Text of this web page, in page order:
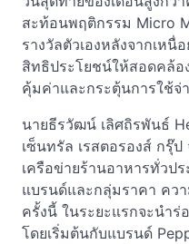
สะท้อนพฤติกรรม Micro
รางวัลตัวเองหลังจากเหนื่
สิทธิประโยชน์ให้สอดคล้อ
คุ้มค่าและกระตุ้นการใช้จ่
นายธีรวัฒน์ เลิศถิรพันธ์
เซ็นทรัล เรสตอรองส์ กรุ๊
เครือข่ายร้านอาหารทั่วป
แบรนด์และกลุ่มราคา คว
ครั้งนี้ ในระยะแรกจะนำร่
โดยเริ่มต้นกับแบรนด์